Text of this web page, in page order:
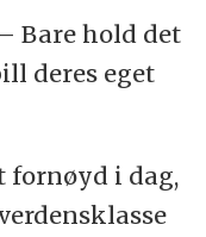
– Bare hold det
deres eget
fornøyd i dag,